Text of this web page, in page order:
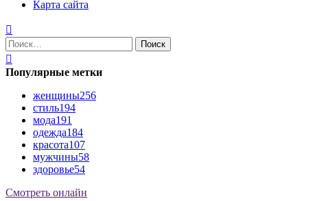
Карта сайта
Найти:
Популярные метки
женщины256
стиль194
мода191
одежда184
красота107
мужчины58
здоровье54
Смотреть онлайн